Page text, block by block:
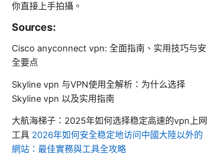
你直接上手拍攝。
Sources:
Cisco anyconnect vpn: 全面指南、实用技巧与安
全要点
Skyline vpn 与VPN使用全解析：为什么选择
Skyline vpn 以及实用指南
大航海梯子：2025年如何选择稳定高速的vpn上网
工具 2026年如何安全稳定地访问中國大陸以外的
網站：最佳實務與工具全攻略